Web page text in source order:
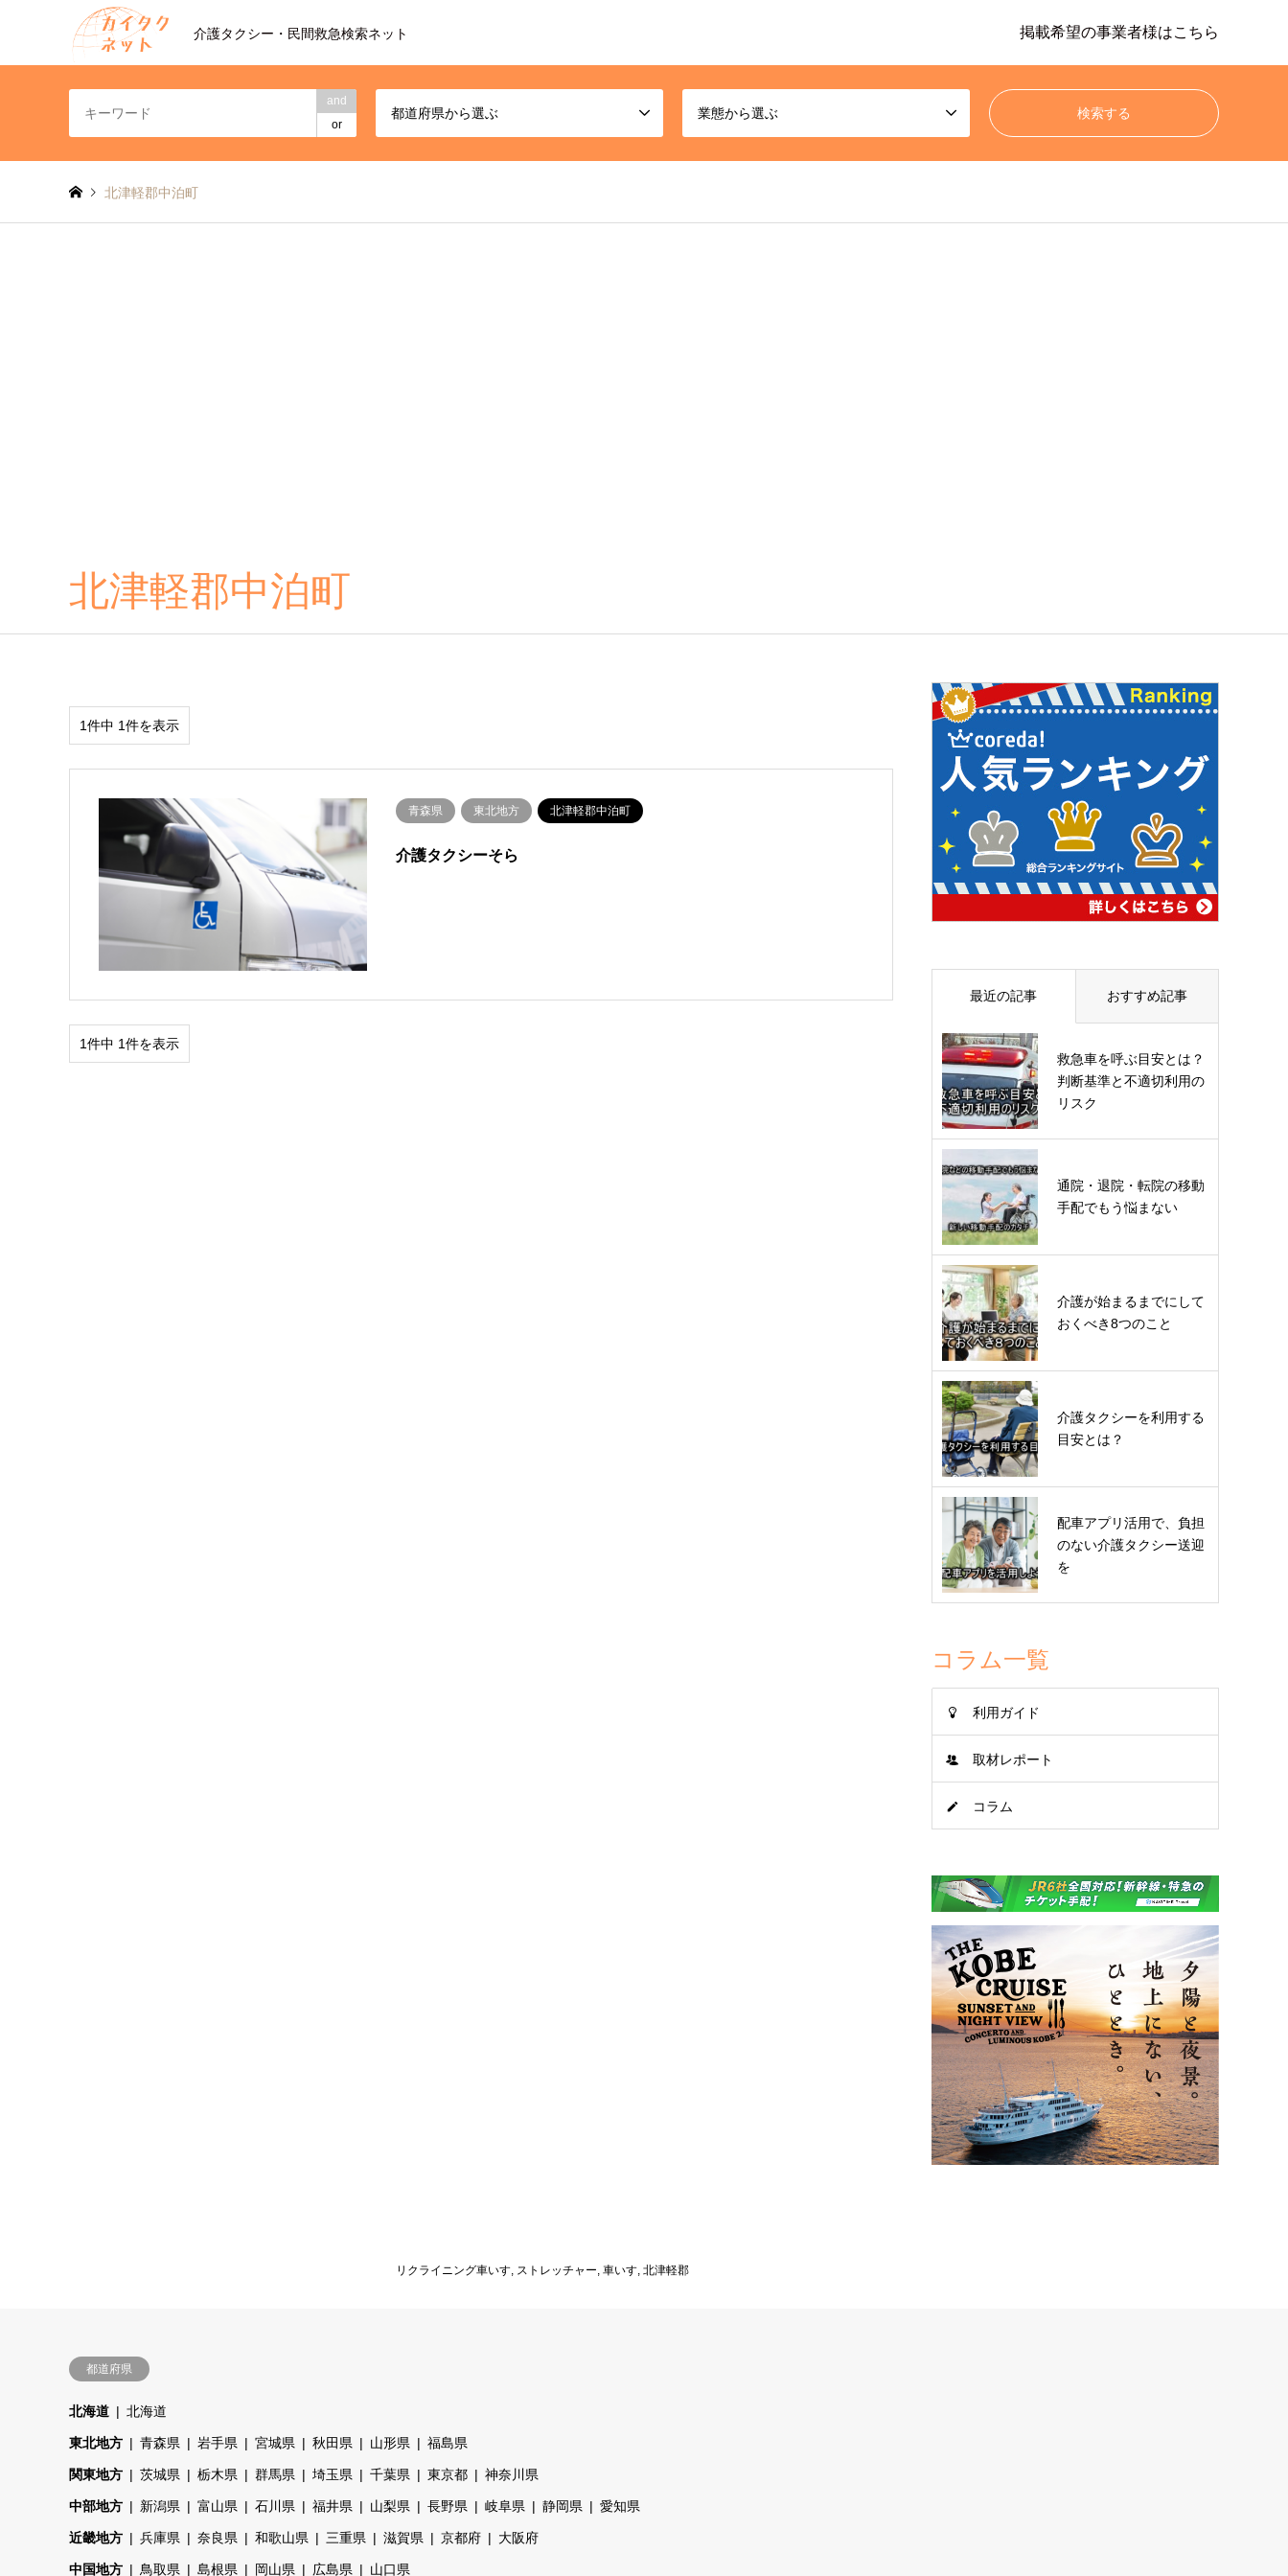
介護タクシー・民間救急検索ネット 掲載希望の事業者様はこちら
and
or
都道府県から選ぶ 業態から選ぶ
北津軽郡中泊町
北津軽郡中泊町
1件中 1件を表示
青森県 東北地方 北津軽郡中泊町
介護タクシーそら
リクライニング車いす, ストレッチャー,車いす,北津軽郡
1件中 1件を表示
最近の記事 おすすめ記事
救急車を呼ぶ目安とは？
判断基準と不適切利用の
リスク
通院・退院・転院の移動
手配でもう悩まない
介護が始まるまでにして
おくべき8つのこと
介護タクシーを利用する
目安とは？
配車アプリ活用で、負担
のない介護タクシー送迎
を
コラム一覧
利用ガイド
取材レポート
コラム
都道府県
北海道 北海道
東北地方 青森県 岩手県 宮城県 秋田県 山形県 福島県
関東地方 茨城県 栃木県 群馬県 埼玉県 千葉県 東京都 神奈川県
中部地方 新潟県 富山県 石川県 福井県 山梨県 長野県 岐阜県 静岡県 愛知県
近畿地方 兵庫県 奈良県 和歌山県 三重県 滋賀県 京都府 大阪府
中国地方 鳥取県 島根県 岡山県 広島県 山口県